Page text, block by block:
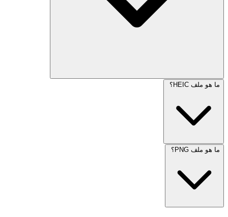
ما هو ملف HEIC؟
ما هو ملف PNG؟